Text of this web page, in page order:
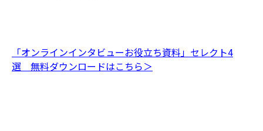
「オンラインインタビューお役立ち資料」セレクト4
選 無料ダウンロードはこちら＞